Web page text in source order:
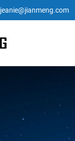
jeanie@jianmeng.com